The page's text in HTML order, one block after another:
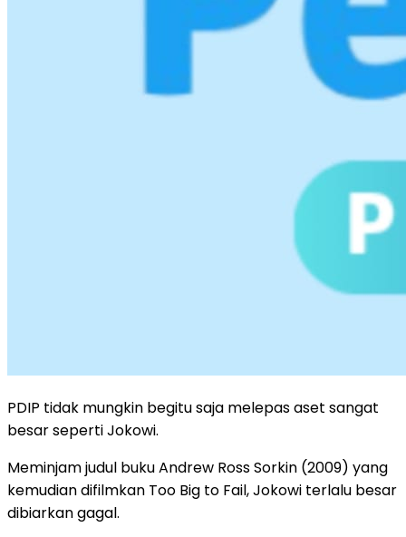
PDIP tidak mungkin begitu saja melepas aset sangat
besar seperti Jokowi.
Meminjam judul buku Andrew Ross Sorkin (2009) yang
kemudian difilmkan Too Big to Fail, Jokowi terlalu besar
dibiarkan gagal.